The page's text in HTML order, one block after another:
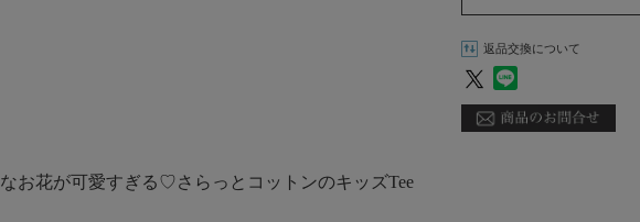
返品交換について
お花が可愛すぎる♡さらっとコットンのキッズTee